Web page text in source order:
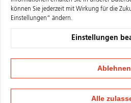
können Sie jederzeit mit Wirkung für die
Einstellungen“ ändern.
Einstellungen
Ablehnen
Alle